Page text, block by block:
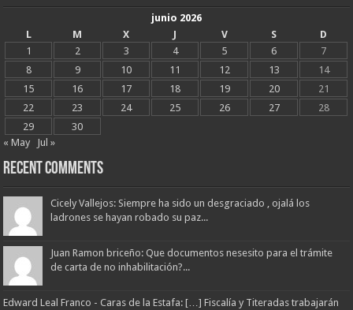
junio 2026
L
M X J V S
D
1
2 3 4 5 6
7
8
9 10 11 12 13
14
15
16 17 18 19 20
21
22
23 24 25 26 27
28
29
30
« May
Jul »
Recent Comments
Cicely Vallejos: Siempre ha sido un desgraciado , ojalá los
ladrones se hayan robado su paz...
Juan Ramon briceño: Que documentos nesesito para el trámite
de carta de no inhabilitación?...
Edward Leal Franco - Caras de la Estafa: […] Fiscalía y Titeradas trabajarán